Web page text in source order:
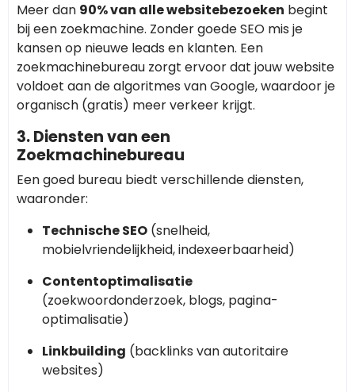
Meer dan 90% van alle websitebezoeken begint
bij een zoekmachine. Zonder goede SEO mis je
kansen op nieuwe leads en klanten. Een
zoekmachinebureau zorgt ervoor dat jouw website
voldoet aan de algoritmes van Google, waardoor je
organisch (gratis) meer verkeer krijgt.
3. Diensten van een
Zoekmachinebureau
Een goed bureau biedt verschillende diensten,
waaronder:
Technische SEO (snelheid,
mobielvriendelijkheid, indexeerbaarheid)
Contentoptimalisatie
(zoekwoordonderzoek, blogs, pagina-
optimalisatie)
Linkbuilding (backlinks van autoritaire
websites)